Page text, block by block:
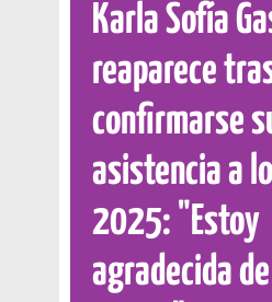
Karla Sofía
reaparece
confirmarse
asistencia a
2025: "Estoy
agradecida